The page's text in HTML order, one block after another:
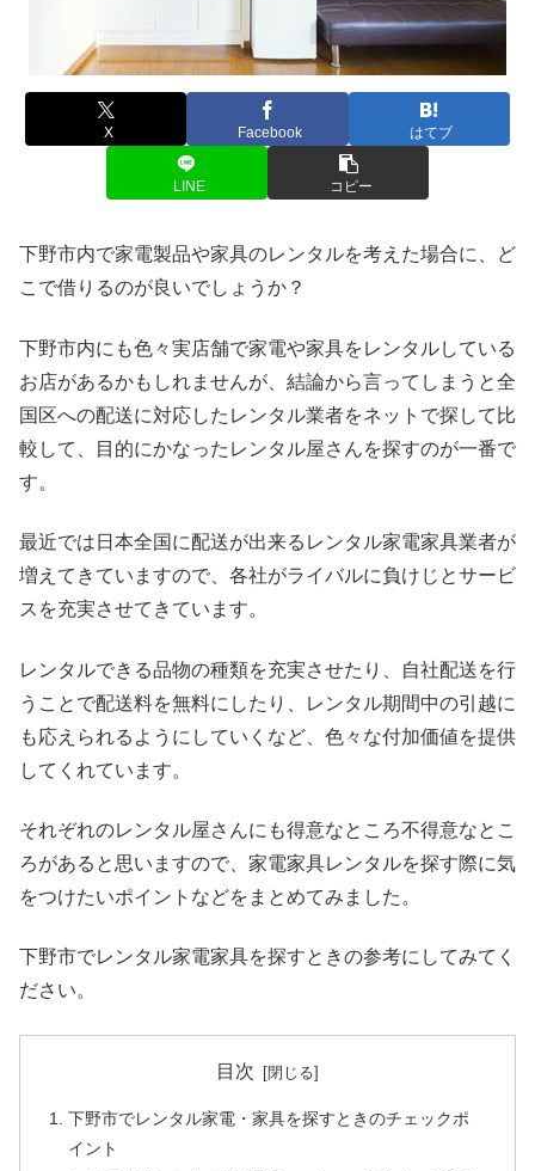
X Facebook はてブ
LINE コピー
下野市内で家電製品や家具のレンタルを考えた場合に、ど
こで借りるのが良いでしょうか？
下野市内にも色々実店舗で家電や家具をレンタルしている
お店があるかもしれませんが、結論から言ってしまうと全
国区への配送に対応したレンタル業者をネットで探して比
較して、目的にかなったレンタル屋さんを探すのが一番で
す。
最近では日本全国に配送が出来るレンタル家電家具業者が
増えてきていますので、各社がライバルに負けじとサービ
スを充実させてきています。
レンタルできる品物の種類を充実させたり、自社配送を行
うことで配送料を無料にしたり、レンタル期間中の引越に
も応えられるようにしていくなど、色々な付加価値を提供
してくれています。
それぞれのレンタル屋さんにも得意なところ不得意なとこ
ろがあると思いますので、家電家具レンタルを探す際に気
をつけたいポイントなどをまとめてみました。
下野市でレンタル家電家具を探すときの参考にしてみてく
ださい。
目次
下野市でレンタル家電・家具を探すときのチェックポ
イント